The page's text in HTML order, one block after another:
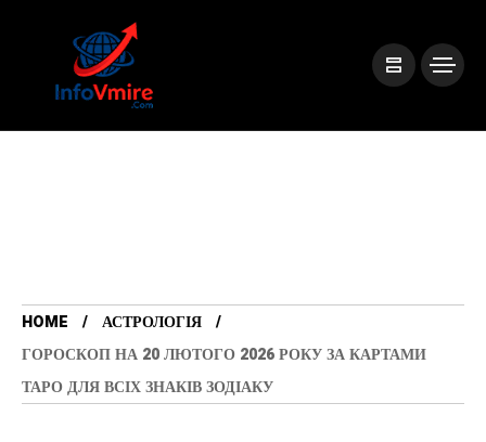
HOME
АСТРОЛОГІЯ
ГОРОСКОП НА 20 ЛЮТОГО 2026 РОКУ ЗА КАРТАМИ
ТАРО ДЛЯ ВСІХ ЗНАКІВ ЗОДІАКУ